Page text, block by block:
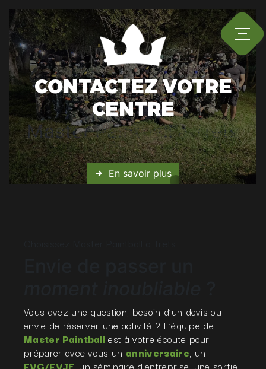
CONTACTEZ VOTRE
CENTRE
Master Paintball à Trets
En savoir plus
Vous avez une question, besoin d’un devis ou
envie de réserver une activité ? L’équipe de
Master Paintballest à votre écoute pour
préparer avec vous un anniversaire, un
EVG/EVJF, un séminaire d’entreprise, une sortie